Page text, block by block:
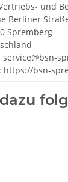
und
Berliner
Spremberg
service@bsn-
https://bsn-